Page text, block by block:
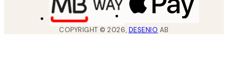
COPYRIGHT ©2026, DESENIO AB